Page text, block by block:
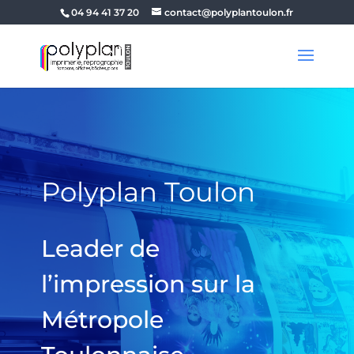
04 94 41 37 20 contact@polyplantoulon.fr
Polyplan Toulon
Leader de
l’impression sur la
Métropole